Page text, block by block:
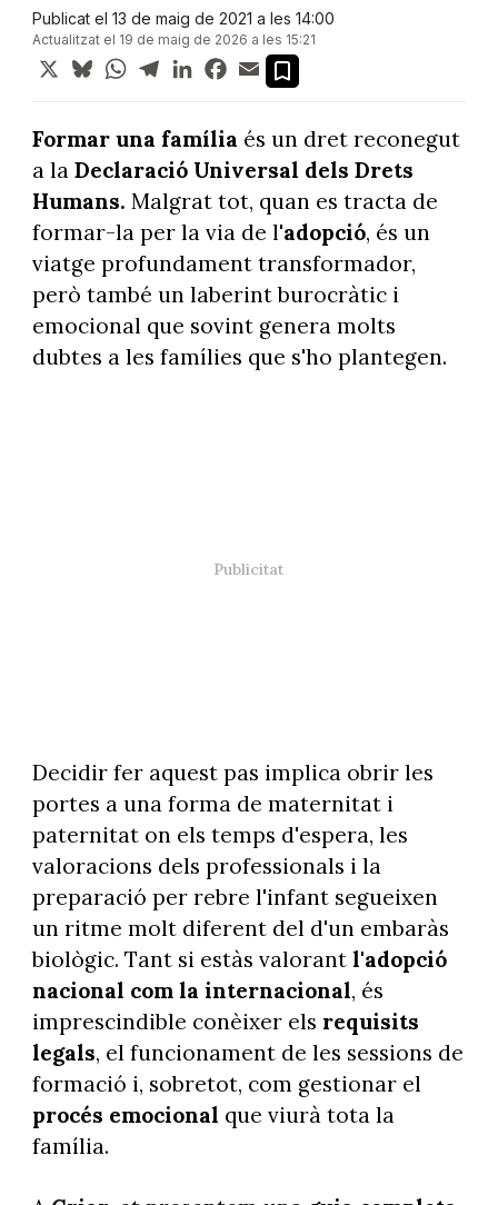
Publicat el 13 de maig de 2021 a les 14:00
Actualitzat el 19 de maig de 2026 a les 15:21
X BlueskyWhatsApp
TelegramLinkedInFacebook
Email
Formar una família és un dret reconegut
a la Declaració Universal dels Drets
Humans. Malgrat tot, quan es tracta de
formar-la per la via de l'adopció, és un
viatge profundament transformador,
però també un laberint burocràtic i
emocional que sovint genera molts
dubtes a les famílies que s'ho plantegen.
Decidir fer aquest pas implica obrir les
portes a una forma de maternitat i
paternitat on els temps d'espera, les
valoracions dels professionals i la
preparació per rebre l'infant segueixen
un ritme molt diferent del d'un embaràs
biològic. Tant si estàs valorant l'adopció
nacional com la internacional, és
imprescindible conèixer els requisits
legals, el funcionament de les sessions de
formació i, sobretot, com gestionar el
procés emocional que viurà tota la
família.